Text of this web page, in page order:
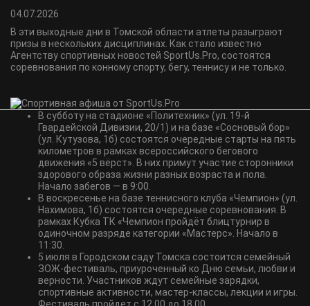
04.07.2026
В эти выходные дни в Томской области атлеты разыграют
призы в нескольких дисциплинах. Как стало известно
Агентству спортивных новостей SportUs.Pro, состоятся
соревнования по конному спорту, бегу, теннису и не только.
В субботу на стадионе «Политехник» (ул. 19-й
Гвардейской Дивизии, 20/1) и на базе «Сосновый бор»
(ул. Кутузова, 1б) состоятся очередные старты на пять
километров в рамках всероссийского бегового
движения «5 вёрст». В них примут участие сторонники
здорового образа жизни разных возраста и пола.
Начало забегов — в 9:00.
В воскресенье на базе теннисного клуба «Чемпион» (ул.
Нахимова, 1б) состоятся очередные соревнования. В
рамках Кубка ТК «Чемпион пройдёт блицтурнир в
одиночном разряде категории «Мастерс». Начало в
11:30.
5 июля в Городском саду Томска состоится семейный
ЗОЖ-фестиваль, приуроченный ко Дню семьи, любви и
верности. Участников ждут семейные зарядки,
спортивные активности, мастер-классы, лекции и игры.